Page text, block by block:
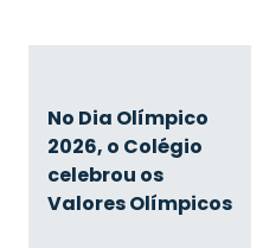
No Dia Olímpico
2026, o Colégio
celebrou os
Valores Olímpicos